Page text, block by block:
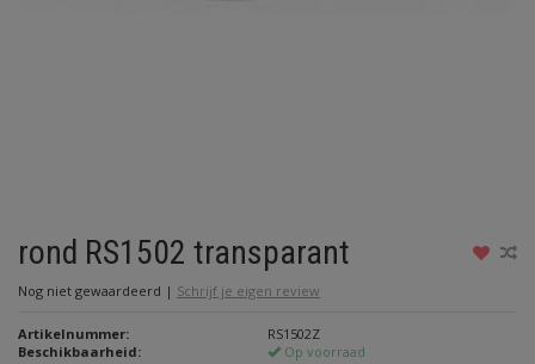
rond RS1502 transparant
Nog niet gewaardeerd | Schrijf je eigen review
Artikelnummer:
RS1502Z
Beschikbaarheid:
Op voorraad